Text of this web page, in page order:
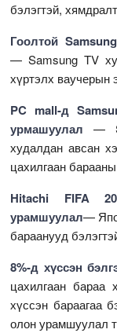
бэлэгтэй,
Гоолтой
— Samsung TV
хүртэлх ваучерын
PC mall-д
урмашуулал—
худалдан авсан
цахилгаан
Hitachi FIFA
урамшуулал—
бараанууд
8%-д хүссэн
цахилгаан бараа
хүссэн бараагаа
олон урамшуулал